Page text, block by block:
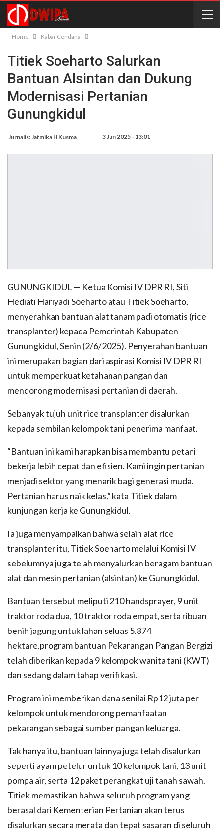
Home Kabar Cendana
Titiek Soeharto Salurkan
Bantuan Alsintan dan Dukung
Modernisasi Pertanian
Gunungkidul
- 3 Jun 2025 - 13:01
GUNUNGKIDUL — Ketua Komisi IV DPR RI, Siti
Hediati Hariyadi Soeharto atau Titiek Soeharto,
menyerahkan bantuan alat tanam padi otomatis (rice
transplanter) kepada Pemerintah Kabupaten
Gunungkidul, Senin (2/6/2025). Penyerahan bantuan
ini merupakan bagian dari aspirasi Komisi IV DPR RI
untuk memperkuat ketahanan pangan dan
mendorong modernisasi pertanian di daerah.
Sebanyak tujuh unit rice transplanter disalurkan
kepada sembilan kelompok tani penerima manfaat.
“Bantuan ini kami harapkan bisa membantu petani
bekerja lebih cepat dan efisien. Kami ingin pertanian
menjadi sektor yang menarik bagi generasi muda.
Pertanian harus naik kelas,” kata Titiek dalam
kunjungan kerja ke Gunungkidul.
Ia juga menyampaikan bahwa selain alat rice
transplanter itu, Titiek Soeharto melalui Komisi IV
sebelumnya juga telah menyalurkan beragam bantuan
alat dan mesin pertanian (alsintan) ke Gunungkidul.
Bantuan tersebut meliputi 210 handsprayer, 9 unit
traktor roda dua, 10 traktor roda empat, serta ribuan
benih jagung untuk lahan seluas 5.874
hektare.program bantuan Pekarangan Pangan Bergizi
telah diberikan kepada 9 kelompok wanita tani (KWT)
dan sedang dalam tahap verifikasi.
Program ini memberikan dana senilai Rp12 juta per
kelompok untuk mendorong pemanfaatan
pekarangan sebagai sumber pangan keluarga.
Tak hanya itu, bantuan lainnya juga telah disalurkan
seperti ayam petelur untuk 10 kelompok tani, 13 unit
pompa air, serta 12 paket perangkat uji tanah sawah.
Titiek memastikan bahwa seluruh program yang
berasal dari Kementerian Pertanian akan terus
disalurkan secara merata dan tepat sasaran di seluruh